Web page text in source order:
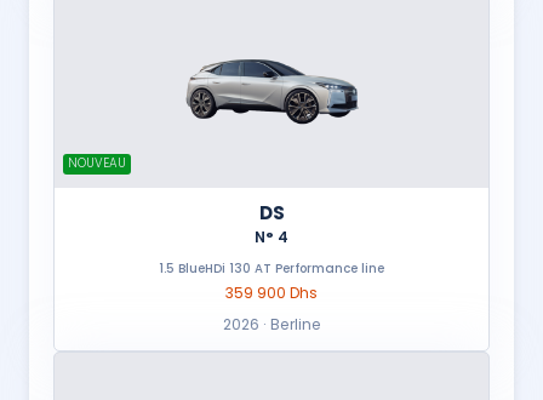
NOUVEAU
DS
N° 4
1.5 BlueHDi 130 AT Performance line
359 900 Dhs
2026 · Berline